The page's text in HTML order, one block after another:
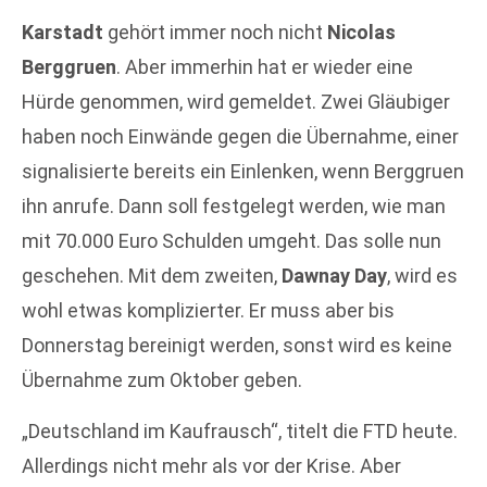
Karstadt gehört immer noch nicht Nicolas
Berggruen. Aber immerhin hat er wieder eine
Hürde genommen, wird gemeldet. Zwei Gläubiger
haben noch Einwände gegen die Übernahme, einer
signalisierte bereits ein Einlenken, wenn Berggruen
ihn anrufe. Dann soll festgelegt werden, wie man
mit 70.000 Euro Schulden umgeht. Das solle nun
geschehen. Mit dem zweiten, Dawnay Day, wird es
wohl etwas komplizierter. Er muss aber bis
Donnerstag bereinigt werden, sonst wird es keine
Übernahme zum Oktober geben.
„Deutschland im Kaufrausch“, titelt die FTD heute.
Allerdings nicht mehr als vor der Krise. Aber